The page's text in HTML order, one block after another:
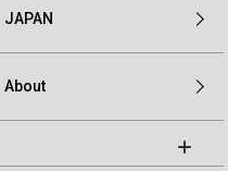
JAPAN
About